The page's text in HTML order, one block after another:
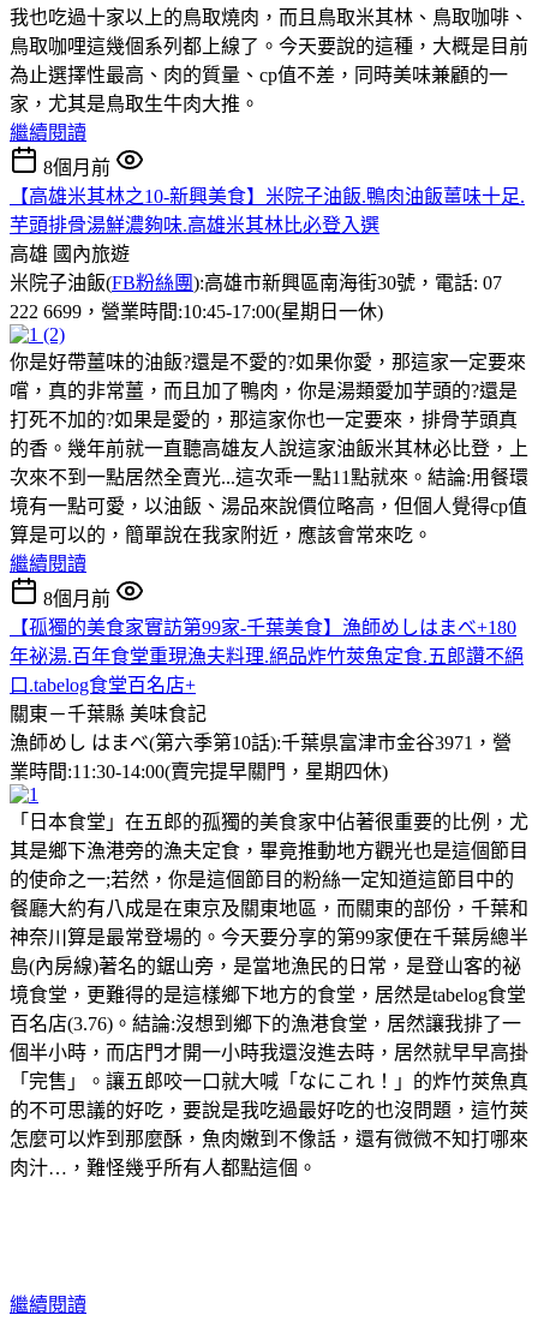
我也吃過十家以上的鳥取燒肉，而且鳥取米其林、鳥取咖啡、
鳥取咖哩這幾個系列都上線了。今天要說的這種，大概是目前
為止選擇性最高、肉的質量、cp值不差，同時美味兼顧的一
家，尤其是鳥取生牛肉大推。
繼續閱讀
8個月前
【高雄米其林之10-新興美食】米院子油飯.鴨肉油飯薑味十足.
芋頭排骨湯鮮濃夠味.高雄米其林比必登入選
高雄 國內旅遊
米院子油飯(FB粉絲團):高雄市新興區南海街30號，電話: 07
222 6699，營業時間:10:45-17:00(星期日一休)
你是好帶薑味的油飯?還是不愛的?如果你愛，那這家一定要來
嚐，真的非常薑，而且加了鴨肉，你是湯類愛加芋頭的?還是
打死不加的?如果是愛的，那這家你也一定要來，排骨芋頭真
的香。幾年前就一直聽高雄友人說這家油飯米其林必比登，上
次來不到一點居然全賣光...這次乖一點11點就來。結論:用餐環
境有一點可愛，以油飯、湯品來說價位略高，但個人覺得cp值
算是可以的，簡單說在我家附近，應該會常來吃。
繼續閱讀
8個月前
【孤獨的美食家實訪第99家-千葉美食】漁師めしはまべ+180
年祕湯.百年食堂重現漁夫料理.絕品炸竹莢魚定食.五郎讚不絕
口.tabelog食堂百名店+
關東－千葉縣 美味食記
漁師めし はまべ(第六季第10話):千葉県富津市金谷3971，營
業時間:11:30-14:00(賣完提早關門，星期四休)
「日本食堂」在五郎的孤獨的美食家中佔著很重要的比例，尤
其是鄉下漁港旁的漁夫定食，畢竟推動地方觀光也是這個節目
的使命之一;若然，你是這個節目的粉絲一定知道這節目中的
餐廳大約有八成是在東京及關東地區，而關東的部份，千葉和
神奈川算是最常登場的。今天要分享的第99家便在千葉房總半
島(內房線)著名的鋸山旁，是當地漁民的日常，是登山客的祕
境食堂，更難得的是這樣鄉下地方的食堂，居然是tabelog食堂
百名店(3.76)。結論:沒想到鄉下的漁港食堂，居然讓我排了一
個半小時，而店門才開一小時我還沒進去時，居然就早早高掛
「完售」。讓五郎咬一口就大喊「なにこれ！」的炸竹莢魚真
的不可思議的好吃，要說是我吃過最好吃的也沒問題，這竹莢
怎麼可以炸到那麼酥，魚肉嫩到不像話，還有微微不知打哪來
肉汁…，難怪幾乎所有人都點這個。
繼續閱讀